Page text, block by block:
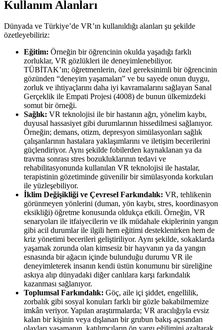
Kullanım Alanları
Dünyada ve Türkiye’de VR’ın kullanıldığı alanları şu şekilde
özetleyebiliriz:
Eğitim: Örneğin bir öğrencinin okulda yaşadığı farklı
zorluklar, VR gözlükleri ile deneyimlenebiliyor.
TÜBİTAK’ın; öğretmenlerin, özel gereksinimli bir öğrencinin
gözünden “deneyim yaşamaları” ve bu sayede onun duygu,
zorluk ve ihtiyaçlarını daha iyi kavramalarını sağlayan Sanal
Gerçeklik ile Empati Projesi (4008) de bunun ülkemizdeki
somut bir örneği.
Sağlık: VR teknolojisi ile bir hastanın ağrı, yönelim kaybı,
duyusal hassasiyet gibi durumlarının hissedilmesi sağlanıyor.
Örneğin; demans, otizm, depresyon simülasyonları sağlık
çalışanlarının hastalara yaklaşımlarını ve iletişim becerilerini
güçlendiriyor. Aynı şekilde fobilerden kaynaklanan ya da
travma sonrası stres bozukluklarının tedavi ve
rehabilitasyonunda kullanılan VR teknolojisi ile hastalar,
terapistinin gözetiminde güvenilir bir simülasyonda korkuları
ile yüzleşebiliyor.
İklim Değişikliği ve Çevresel Farkındalık: VR, tehlikenin
görünmeyen yönlerini (duman, yön kaybı, stres, koordinasyon
eksikliği) öğretme konusunda oldukça etkili. Örneğin, VR
senaryoları ile itfaiyecilerin ve ilk müdahale ekiplerinin yangın
gibi acil durumlar ile ilgili hem eğitimi desteklenirken hem de
kriz yönetimi becerileri geliştiriliyor. Aynı şekilde, sokaklarda
yaşamak zorunda olan kimsesiz bir hayvanın ya da yangın
esnasında bir ağacın içinde bulunduğu durumu VR ile
deneyimleterek insanın kendi üstün konumunu bir süreliğine
askıya alıp dünyadaki diğer canlılara karşı farkındalık
kazanması sağlanıyor.
Toplumsal Farkındalık: Göç, aile içi şiddet, engellilik,
zorbalık gibi sosyal konuları farklı bir gözle bakabilmemize
imkân veriyor. Yapılan araştırmalarda; VR aracılığıyla evsiz
kalan bir kişinin veya dışlanan bir grubun bakış açısından